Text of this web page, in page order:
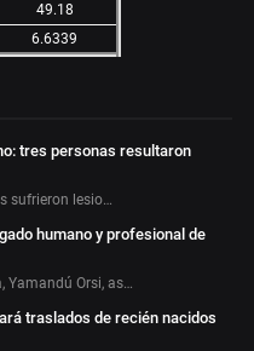
49.18
6.6339
tres personas resultaron
sufrieron lesio…
humano y profesional de
Yamandú Orsi, as…
traslados de recién nacidos